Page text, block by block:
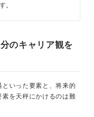
。
のキャリア観を
いった要素と、将来的
を天秤にかけるのは難